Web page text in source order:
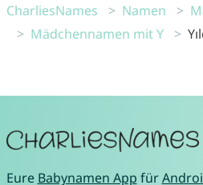
CharliesNames Namen
Mädchennamen mit Y
Eure Babynamen App für